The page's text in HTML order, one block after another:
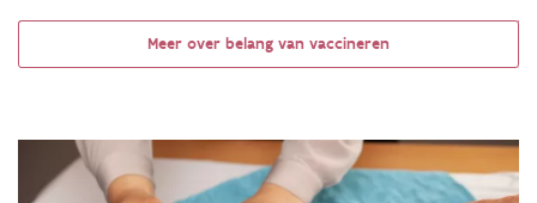
Meer over belang van vaccineren